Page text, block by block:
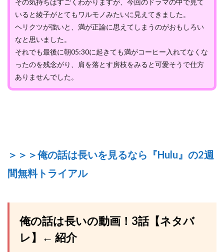
いると綾子がとてもワルモノみたいに見えてきました。
ヘリクツが強いと、満が正論に思えてしまうのがおもしろい
なと思いました。
それでも最後に朝05:30に起きても満がコーヒー入れてなくな
ったのを残念がり、肩を落とす房枝をみると可愛そうで仕方
ありませんでした。
＞＞＞俺の話は長いを見るなら『Hulu』の2週
間無料トライアル
俺の話は長いの動画！3話【ネタバ
レ】← 紹介